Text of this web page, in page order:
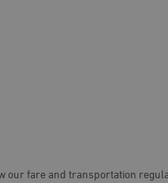
our fare and transportation